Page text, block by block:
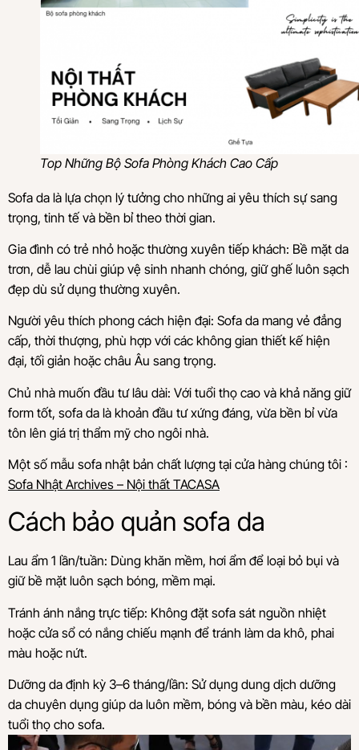
Top Những Bộ Sofa Phòng Khách Cao Cấp
Sofa da là lựa chọn lý tưởng cho những ai yêu thích sự sang
trọng, tinh tế và bền bỉ theo thời gian.
Gia đình có trẻ nhỏ hoặc thường xuyên tiếp khách: Bề mặt da
trơn, dễ lau chùi giúp vệ sinh nhanh chóng, giữ ghế luôn sạch
đẹp dù sử dụng thường xuyên.
Người yêu thích phong cách hiện đại: Sofa da mang vẻ đẳng
cấp, thời thượng, phù hợp với các không gian thiết kế hiện
đại, tối giản hoặc châu Âu sang trọng.
Chủ nhà muốn đầu tư lâu dài: Với tuổi thọ cao và khả năng giữ
form tốt, sofa da là khoản đầu tư xứng đáng, vừa bền bỉ vừa
tôn lên giá trị thẩm mỹ cho ngôi nhà.
Một số mẫu sofa nhật bản chất lượng tại cửa hàng chúng tôi :
Sofa Nhật Archives – Nội thất TACASA
Cách bảo quản sofa da
Lau ẩm 1 lần/tuần: Dùng khăn mềm, hơi ẩm để loại bỏ bụi và
giữ bề mặt luôn sạch bóng, mềm mại.
Tránh ánh nắng trực tiếp: Không đặt sofa sát nguồn nhiệt
hoặc cửa sổ có nắng chiếu mạnh để tránh làm da khô, phai
màu hoặc nứt.
Dưỡng da định kỳ 3–6 tháng/lần: Sử dụng dung dịch dưỡng
da chuyên dụng giúp da luôn mềm, bóng và bền màu, kéo dài
tuổi thọ cho sofa.